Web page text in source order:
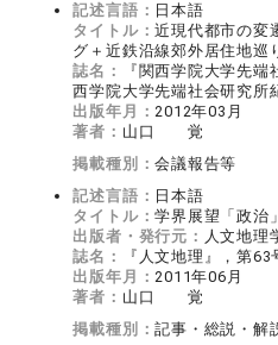
記述言語： 日本語
タイトル：近現代都市の変
グ＋近鉄沿線郊外居住地巡
誌名：
『関西学院大学先
西学院大学先端社会研究所
出版年月：2012年03月
著者： 山口 覚
掲載種別：会議報告等
記述言語： 日本語
タイトル：学界展望「政治」
出版者・発行元： 人文地理
誌名：
『人文地理』，第63
出版年月：2011年06月
著者： 山口 覚
掲載種別：記事・総説・解